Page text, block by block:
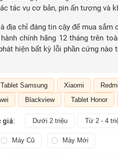
tác vụ cơ bản, pin ấn tượng và
là địa chỉ đáng tin cậy để mua
chính hãng 12 tháng trên
hiện bất kỳ lỗi phần cứng nào
Tablet Samsung Xiaomi
Blackview Tablet Honor
giá: Dưới 2 triệu Từ 2 - 4
Máy Cũ Máy Mới